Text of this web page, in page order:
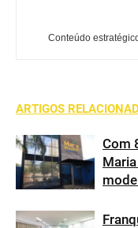
Conteúdo
ARTIGOS
Com